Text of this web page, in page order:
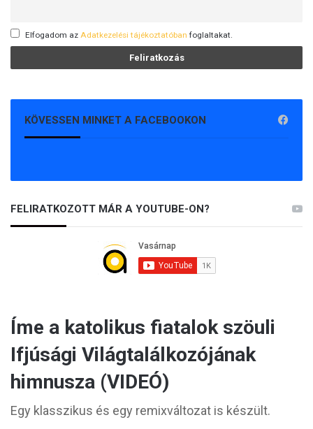
Elfogadom az Adatkezelési tájékoztatóban foglaltakat.
KÖVESSEN MINKET A FACEBOOKON
FELIRATKOZOTT MÁR A YOUTUBE-ON?